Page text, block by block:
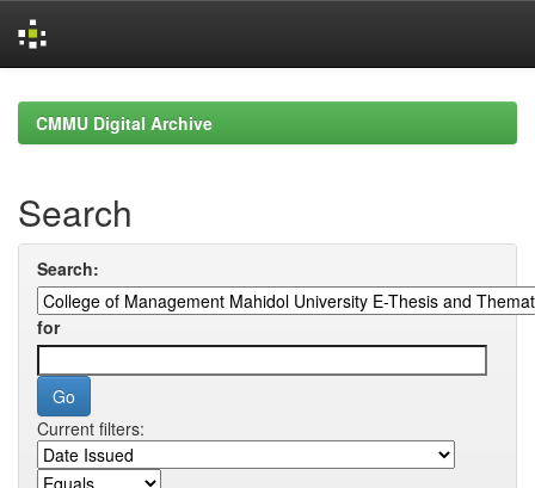
navigationCMMU Digital Archive
Search
Search:
for
Current filters: